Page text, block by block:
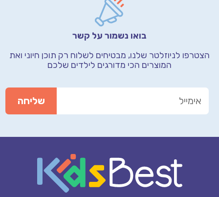
בואו נשמור על קשר
הצטרפו לניוזלטר שלנו, מבטיחים לשלוח רק תוכן חיוני ואת
המוצרים הכי מדורגים לילדים שלכם